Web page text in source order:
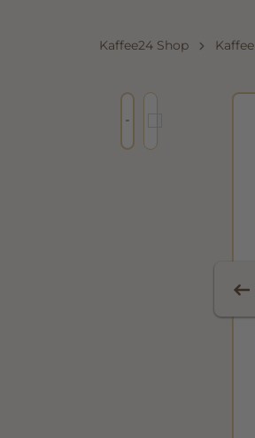
Kaffee24 Shop Kaffee